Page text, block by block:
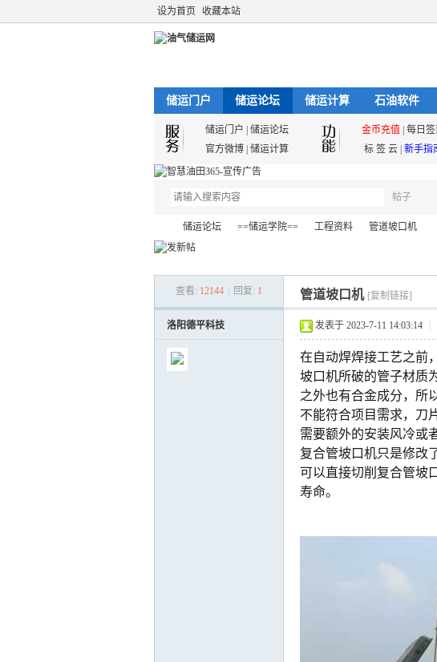
设为首页 收藏本站
储运门户 储运论坛 储运计算 石油软件
储运门户 储运论坛 金币充值 每日签
官方微博 储运计算 标 签 云 新手指
帖子
储运论坛
›
==储运学院==
›
工程资料
›
管道坡口机
查看: 12144 回复: 1 管道坡口机 [复制链接]
洛阳德平科技 发表于 2023-7-11 14:03:14
在自动焊焊接工艺之前
坡口机所破的管子材质
之外也有合金成分，所
不能符合项目需求，刀
需要额外的安装风冷或
复合管坡口机只是修改
可以直接切削复合管坡
寿命。